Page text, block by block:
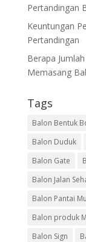
Pertandingan
Keuntungan
Pertandingan
Berapa
Memasang
Tags
Balon Bentuk
Balon Duduk
Balon Gate
Balon Jalan
Balon Pantai
Balon produk
Balon Sign